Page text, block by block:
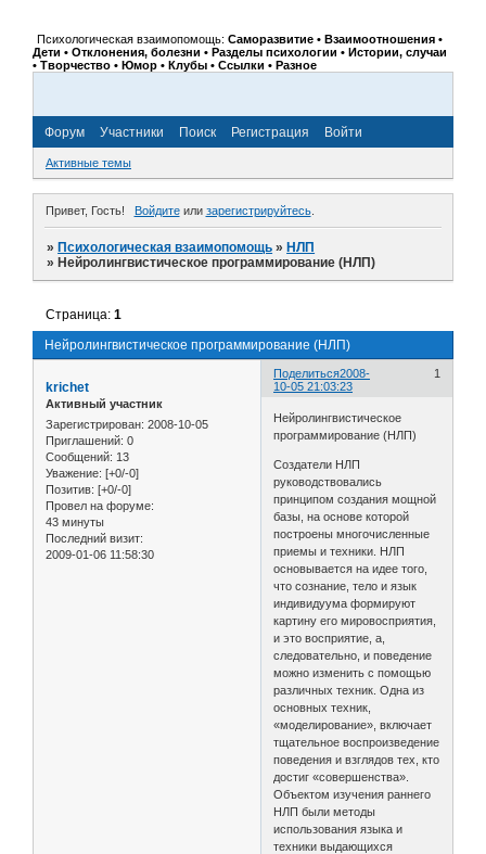
Психологическая взаимопомощь: Саморазвитие • Взаимоотношения •
Дети • Отклонения, болезни • Разделы психологии • Истории, случаи
• Творчество • Юмор • Клубы • Ссылки • Разное
Форум Участники Поиск Регистрация Войти
Активные темы
Привет, Гость! Войдитеили зарегистрируйтесь.
»Психологическая взаимопомощь »НЛП
»Нейролингвистическое программирование (НЛП)
Нейролингвистическое программирование (НЛП)
Страница:1
Поделиться 1
2008-
10-05 21:03:23
krichet
Активный участник
Зарегистрирован: 2008-10-05
Приглашений: 0
Сообщений: 13
Уважение: [+0/-0]
Позитив: [+0/-0]
Провел на форуме:
43 минуты
Последний визит:
2009-01-06 11:58:30
Нейролингвистическое
программирование (НЛП)
Создатели НЛП
руководствовались
принципом создания мощной
базы, на основе которой
построены многочисленные
приемы и техники. НЛП
основывается на идее того,
что сознание, тело и язык
индивидуума формируют
картину его мировосприятия,
и это восприятие, а,
следовательно, и поведение
можно изменить с помощью
различных техник. Одна из
основных техник,
«моделирование», включает
тщательное воспроизведение
поведения и взглядов тех, кто
достиг «совершенства».
Объектом изучения раннего
НЛП были методы
использования языка и
техники выдающихся